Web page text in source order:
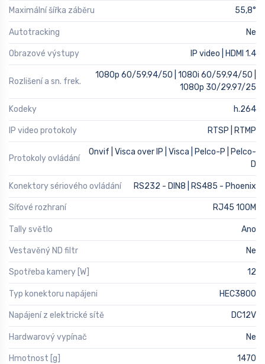
Maximální šířka záběru 55,8°
Autotracking Ne
Obrazové výstupy IP video | HDMI 1.4
Rozlišení a sn. frek.
1080p 60/59.94/50 | 1080i 60/59.94/50 |
1080p 30/29.97/25
Kodeky h.264
IP video protokoly RTSP | RTMP
Protokoly ovládání
Onvif | Visca over IP | Visca | Pelco-P | Pelco-
D
Konektory sériového ovládání RS232 - DIN8 | RS485 - Phoenix
Síťové rozhraní RJ45 100M
Tally světlo Ano
Vestavěný ND filtr Ne
Spotřeba kamery [W] 12
Typ konektoru napájeni HEC3800
Napájení z elektrické sítě DC12V
Hardwarový vypínač Ne
Hmotnost [g] 1470